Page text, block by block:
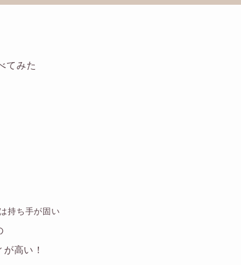
てみた
持ち手が固い
高い！